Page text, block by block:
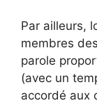
Par ailleurs,
membres
parole
(avec un
accordé aux